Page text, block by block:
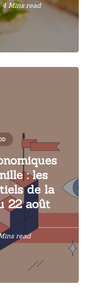
4 Mins read
: les
de la
22 août
read